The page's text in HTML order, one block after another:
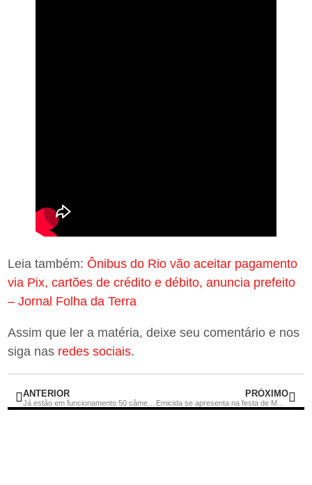
Leia também:Ônibus do Rio vão aceitar pagamento
via Pix, cartões de crédito e débito, anuncia prefeito
– Jornal Folha da Terra
Assim que ler a matéria, deixe seu comentário e nos
siga nas redes sociais.
ANTERIOR
Já estão em funcionamento 50 câmeras do Centro de Monitoramento de Rio Bonito
PRÓXIMO
Emicida se apresenta na festa de Maricá e faz homenagem a Racionais MCs